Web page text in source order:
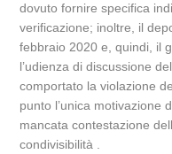
dovuto fornire specifica
verificazione; inoltre, il
febbraio 2020 e, quindi, il
l’udienza di discussione
comportato la violazione
punto l’unica motivazione
mancata contestazione
condivisibilità .